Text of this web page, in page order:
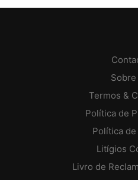
Sobre
Termos &
Política de
Política
Litígios
Livro de